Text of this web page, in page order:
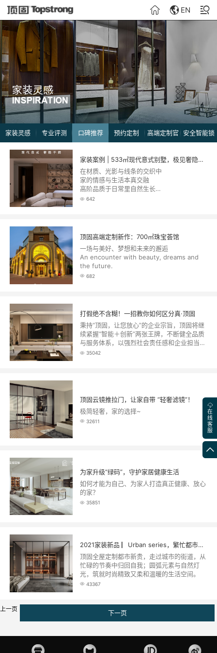
EN
家装灵感 专业评测 口碑推荐 预约定制 高端定制官 安全智能锁
家装案例 | 533㎡现代意式别墅，极见奢隐之美
在材质、光影与线条的交织中
家的情感与生活本真交融
高阶品质于日常里自然生长
构筑舒适、简约、艺术的生活场域
642
顶固高端定制新作：700㎡珠宝荟馆
一场与美好、梦想和未来的邂逅
An encounter with beauty, dreams and
the future.
682
打假绝不含糊！一招教你如何区分真·顶固
秉持“顶固，让您放心”的企业宗旨，顶固将继
续紧握“智能＋创新”两张王牌，不断健全品质
与服务体系，以强烈社会责任感和企业担当维
护消费者与自身品牌的权益，让消费者享受美
35042
顶固云镜推拉门，让家自带 “轻奢滤镜”！
极简轻奢，家的选择~
32611
为家升级“绿码”，守护家居健康生活
如何才能为自己、为家人打造真正健康、放心
的家？
35851
2021家装新品 ▏Urban series，繁忙都市人的舒适回归
顶固全屋定制都市新贵，走过城市的街道，从
忙碌的节奏中归回自我；圆弧元素与自然灯
光，筑就时尚精致又柔和温暖的生活空间。
43367
上一页 下一页
在
线
客
服